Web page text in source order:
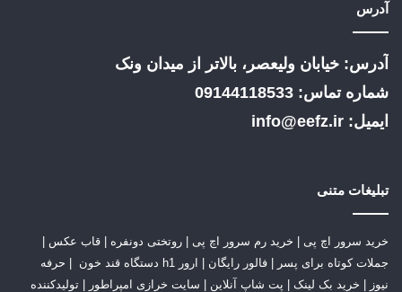
آدرس
آدرس: خیابان ولیعصر، بالاتر از میدان ونک
شماره تماس: 09144118533
ایمیل: info@eefz.ir
تبلیغات متنی
خرید سرور اچ پی خرید رم سرور اچ پی روتختی دونفره قاب عکس
جملات کوتاه برای پسر
فالور رایگان ارور h1 دستگاه قند خون
حرفه
نیوز
خرید بک لینک پت شاپ آنلاین سایت خرازی امپراطور
تولیدکننده